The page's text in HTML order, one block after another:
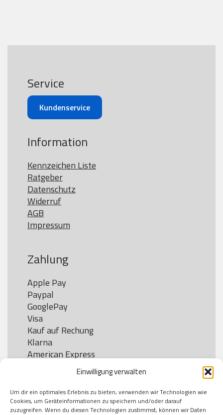
Einwilligung verwalten
Um dir ein optimales Erlebnis zu bieten, verwenden wir Technologien wie
Cookies, um Geräteinformationen zu speichern und/oder darauf
zuzugreifen. Wenn du diesen Technologien zustimmst, können wir Daten
Service
Kundenservice
Information
Kennzeichen Liste
Ratgeber
Datenschutz
Widerruf
AGB
Impressum
Zahlung
Apple Pay
Paypal
GooglePay
Visa
Kauf auf Rechung
Klarna
American Express
Versand